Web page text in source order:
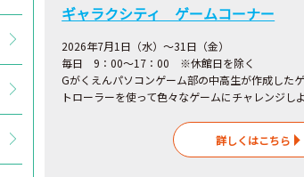
ギャラクシティ ゲームコーナー
2026年7月1日（水）～31日（金）
毎日 9：00～17：00 ※休館日を除く
Gがくえんパソコンゲーム部の中高生が作成した
トローラーを使って色々なゲームにチャレンジし
詳しくはこちら